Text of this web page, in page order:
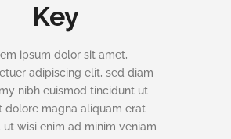
Key
ipsum dolor sit amet,
adipiscing elit, sed diam
nibh euismod tincidunt ut
dolore magna aliquam erat
wisi enim ad minim veniam